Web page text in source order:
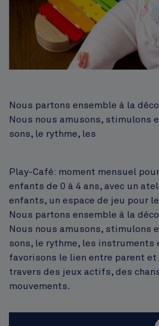
Nous partons ensemble à la
Nous nous amusons, stimulons
sons, le rythme, les
Play-Café: moment mensuel
enfants de 0 à 4 ans, avec un
enfants, un espace de jeu pour
Nous partons ensemble à la
Nous nous amusons, stimulons
sons, le rythme, les instruments
favorisons le lien entre parent
travers des jeux actifs, des
mouvements.